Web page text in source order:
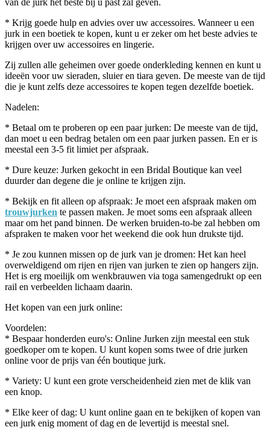
* Krijg goede hulp en advies over uw accessoires. Wanneer u een
jurk in een boetiek te kopen, kunt u er zeker om het beste advies te
krijgen over uw accessoires en lingerie.
Zij zullen alle geheimen over goede onderkleding kennen en kunt u
ideeën voor uw sieraden, sluier en tiara geven. De meeste van de tijd
die je kunt zelfs deze accessoires te kopen tegen dezelfde boetiek.
Nadelen:
* Betaal om te proberen op een paar jurken: De meeste van de tijd,
dan moet u een bedrag betalen om een ​​paar jurken passen. En er is
meestal een 3-5 fit limiet per afspraak.
* Dure keuze: Jurken gekocht in een Bridal Boutique kan veel
duurder dan degene die je online te krijgen zijn.
* Bekijk en fit alleen op afspraak: Je moet een afspraak maken om
trouwjurken te passen maken. Je moet soms een afspraak alleen
maar om het pand binnen. De werken bruiden-to-be zal hebben om
afspraken te maken voor het weekend die ook hun drukste tijd.
* Je zou kunnen missen op de jurk van je dromen: Het kan heel
overweldigend om rijen en rijen van jurken te zien op hangers zijn.
Het is erg moeilijk om wenkbrauwen via toga samengedrukt op een
rail en verbeelden lichaam daarin.
Het kopen van een jurk online:
Voordelen:
* Bespaar honderden euro's: Online Jurken zijn meestal een stuk
goedkoper om te kopen. U kunt kopen soms twee of drie jurken
online voor de prijs van één boutique jurk.
* Variety: U kunt een grote verscheidenheid zien met de klik van
een knop.
* Elke keer of dag: U kunt online gaan en te bekijken of kopen van
een jurk enig moment of dag en de levertijd is meestal snel.